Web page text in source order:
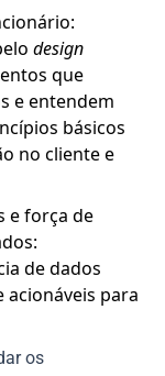
design
que
e entendem
básicos
no cliente e
e força de
de dados
​​para
os